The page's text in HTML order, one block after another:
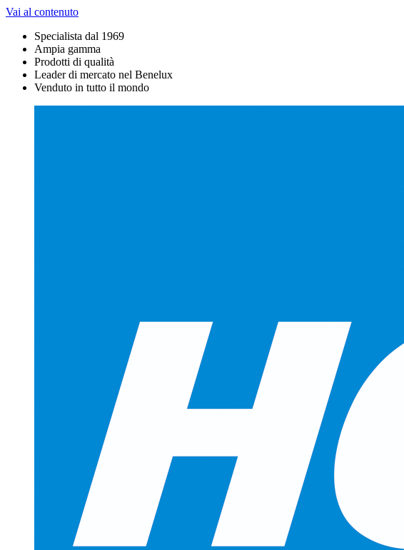
Vai al contenuto
Specialista dal 1969
Ampia gamma
Prodotti di qualità
Leader di mercato nel Benelux
Venduto in tutto il mondo